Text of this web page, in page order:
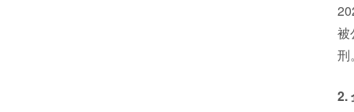
被
刑
2.